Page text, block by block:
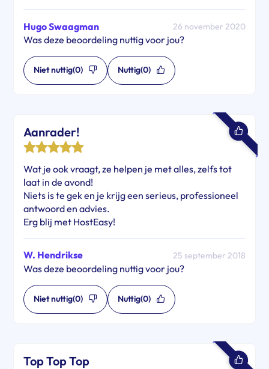
Hugo Swaagman 26 november 2020
Was deze beoordeling nuttig voor jou?
Niet nuttig(0) Nuttig(0)
Aanrader!
Wat je ook vraagt, ze helpen je met alles, zelfs tot
laat in de avond!
Niets is te gek en je krijg een serieus, professioneel
antwoord en advies.
Erg blij met HostEasy!
W. Hendrikse 25 september 2018
Was deze beoordeling nuttig voor jou?
Niet nuttig(0) Nuttig(0)
Top Top Top